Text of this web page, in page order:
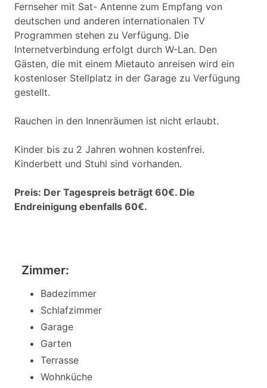
Fernseher mit Sat- Antenne zum Empfang von
deutschen und anderen internationalen TV
Programmen stehen zu Verfügung. Die
Internetverbindung erfolgt durch W-Lan. Den
Gästen, die mit einem Mietauto anreisen wird ein
kostenloser Stellplatz in der Garage zu Verfügung
gestellt.
Rauchen in den Innenräumen ist nicht erlaubt.
Kinder bis zu 2 Jahren wohnen kostenfrei.
Kinderbett und Stuhl sind vorhanden.
Preis: Der Tagespreis beträgt 60€. Die
Endreinigung ebenfalls 60€.
Zimmer:
Badezimmer
Schlafzimmer
Garage
Garten
Terrasse
Wohnküche